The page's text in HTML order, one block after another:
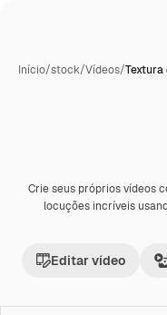
Início/stock/Vídeos/
Premium
Crie seus próprios vídeos
locuções incríveis
Editar vídeo